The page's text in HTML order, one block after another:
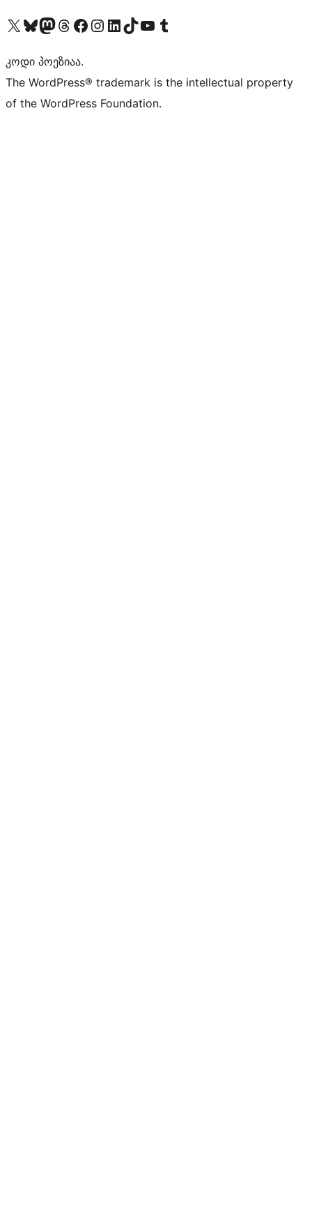
Visit our X (formerly Twitter) account
Visit our Bluesky account
Visit our Mastodon account
Visit our Threads account
Visit our Facebook page
Visit our Instagram account
Visit our LinkedIn account
Visit our TikTok account
Visit our YouTube channel
Visit our Tumblr account
კოდი პოეზიაა.
The WordPress® trademark is the intellectual property
of the WordPress Foundation.